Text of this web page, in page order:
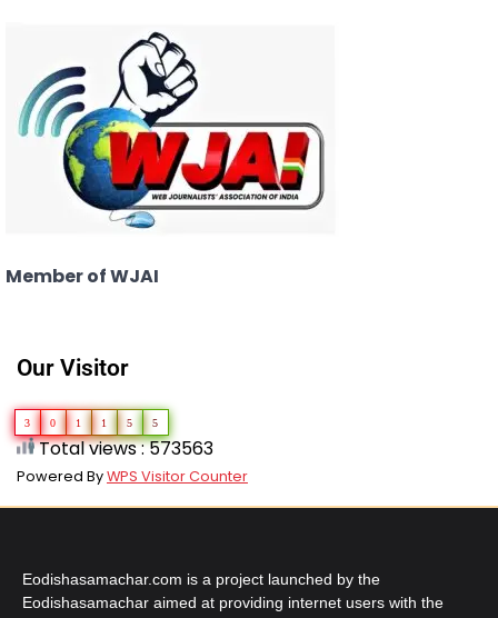
Member of WJAI
Our Visitor
3 0 1 1 5 5
Total views : 573563
Powered ByWPS Visitor Counter
Eodishasamachar.com is a project launched by the
Eodishasamachar aimed at providing internet users with the